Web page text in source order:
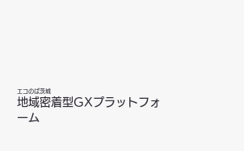
エコのば茨城
地域密着型GXプラットフォ
ーム